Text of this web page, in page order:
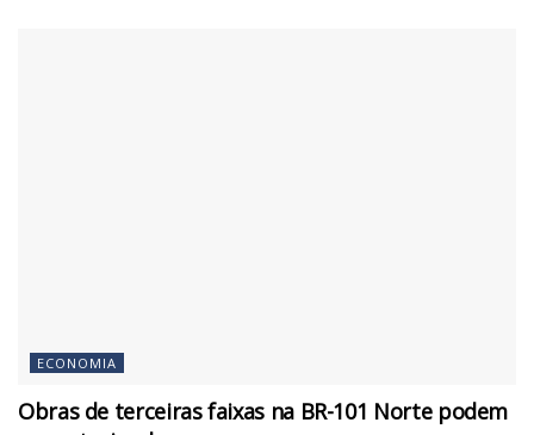
ECONOMIA
Obras de terceiras faixas na BR-101 Norte podem